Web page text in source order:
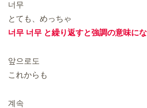
너무
とても、めっちゃ
너무 너무 と繰り返すと強調の意味にな
앞으로도
これからも
계속